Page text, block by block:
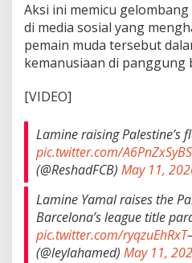
Aksi ini memicu
di media sosial yang
pemain muda tersebut
kemanusiaan di panggung
[VIDEO]
Lamine raising Palestine’s
pic.twitter.com/A6PnZxSyBS
(@ReshadFCB) May 11,
Lamine Yamal raises the
Barcelona’s league title
pic.twitter.com/ryqzuEhRxT
(@leylahamed) May 11,